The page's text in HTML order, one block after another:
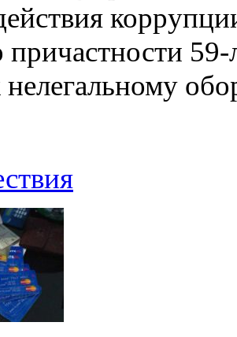
59-
нелегальному